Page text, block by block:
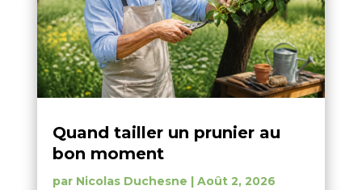
Quand tailler un prunier au
bon moment
par Nicolas Duchesne | Août 2, 2026